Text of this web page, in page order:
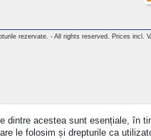
rezervate. - All rights reserved. Prices incl.
dintre acestea sunt esențiale, în
le folosim și drepturile ca